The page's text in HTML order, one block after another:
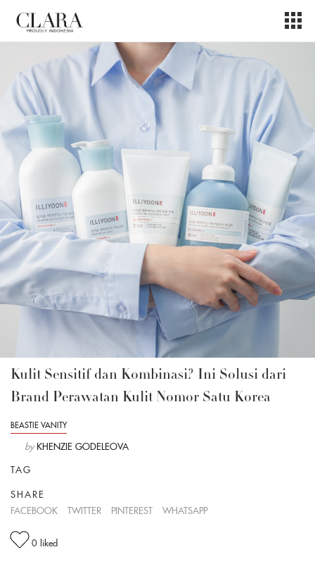
Kulit Sensitif dan Kombinasi? Ini Solusi dari
Brand Perawatan Kulit Nomor Satu Korea
BEASTIE VANITY
by KHENZIE GODELEOVA
TAG
SHARE
FACEBOOK
TWITTER PINTEREST WHATSAPP
0 liked